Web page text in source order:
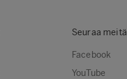
Seuraa meitä
Facebook
YouTube